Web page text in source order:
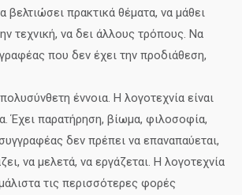
βελτιώσει πρακτικά θέματα, να μάθει
τεχνική, να δει άλλους τρόπους. Να
που δεν έχει την προδιάθεση,
έννοια. Η λογοτεχνία είναι
Έχει παρατήρηση, βίωμα, φιλοσοφία,
δεν πρέπει να επαναπαύεται,
να μελετά, να εργάζεται. Η λογοτεχνία
τις περισσότερες φορές